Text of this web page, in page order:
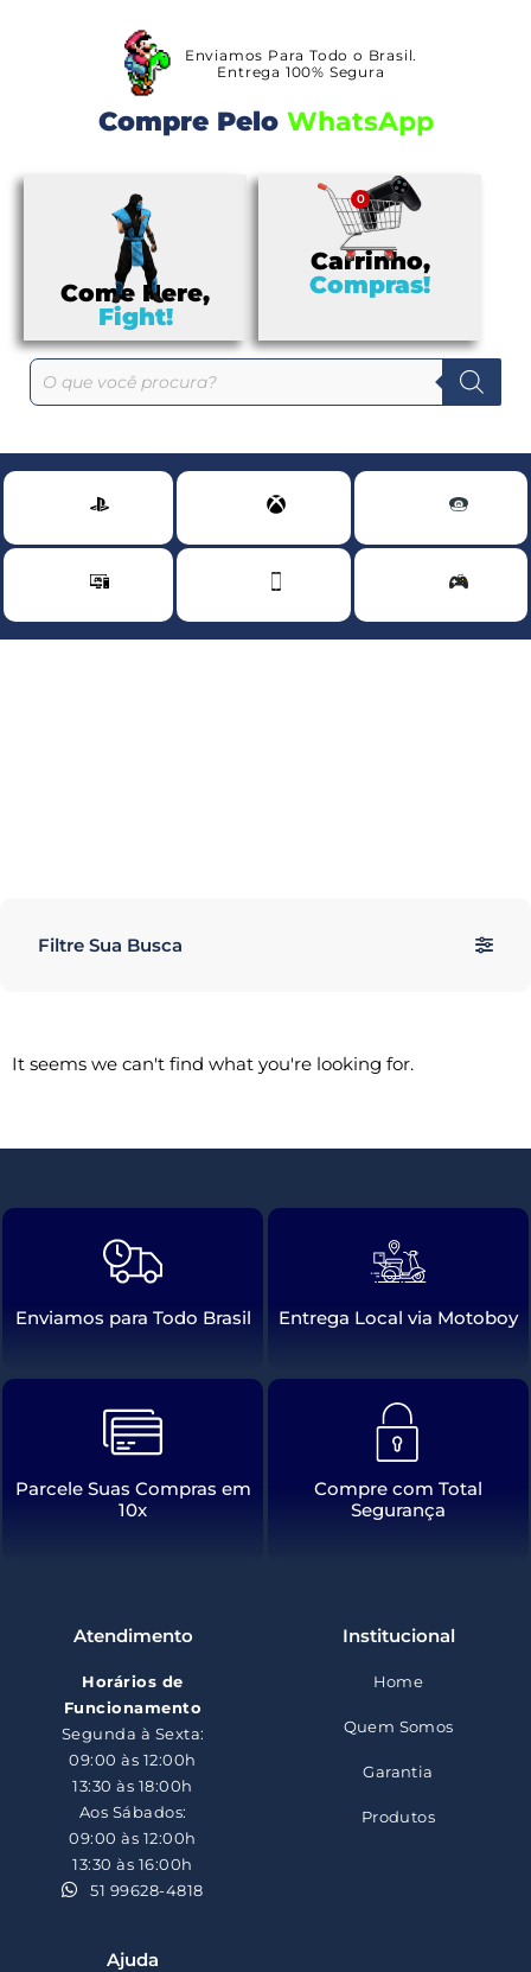
Enviamos Para Todo o Brasil.
Entrega 100% Segura
Compre Pelo WhatsApp
Come Here,
Fight!
Carrinho,
Compras!
Filtre Sua Busca
It seems we can't find what you're looking for.
Enviamos para Todo Brasil Entrega Local via Motoboy
Parcele Suas Compras em
10x
Compre com Total
Segurança
Atendimento
Horários de
Funcionamento
Segunda à Sexta:
09:00 às 12:00h
13:30 às 18:00h
Aos Sábados:
09:00 às 12:00h
13:30 às 16:00h
51 99628-4818
Institucional
Home
Quem Somos
Garantia
Produtos
Ajuda